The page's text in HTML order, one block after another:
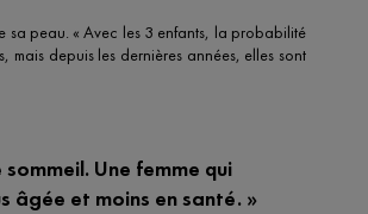
sa peau. « Avec les 3 enfants, la probabilité
mais depuis les dernières années, elles sont
Une femme qui
âgée et moins en santé. »